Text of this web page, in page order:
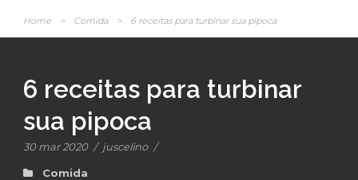
Home > Comida > 6 receitas para turbinar sua pipoca
6 receitas para turbinar
sua pipoca
30 mar 2020 / juscelino /
Comida